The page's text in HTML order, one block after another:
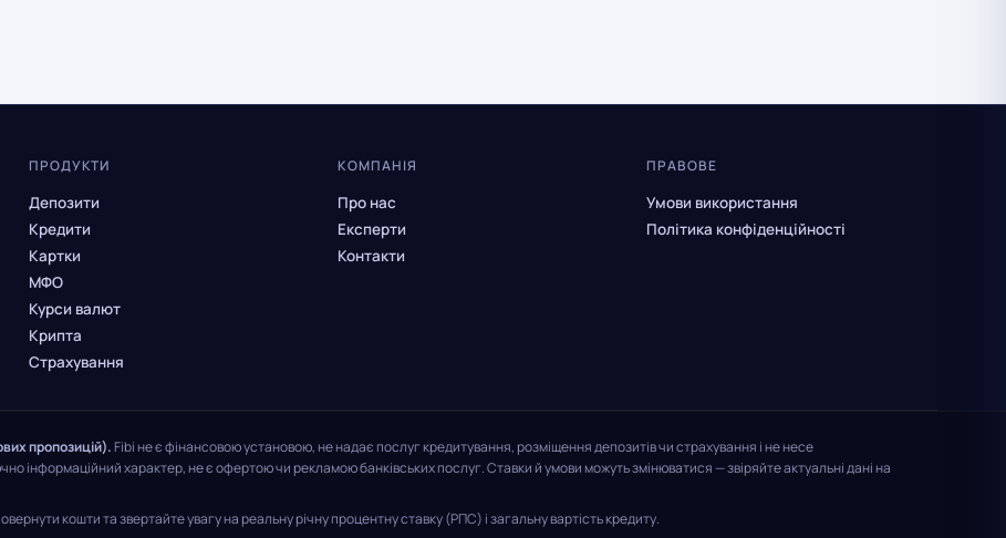
ПРОДУКТИ
Депозити
Кредити
Картки
МФО
Курси валют
Крипта
Страхування
КОМПАНІЯ
Про нас
Експерти
Контакти
ПРАВОВЕ
Умови використання
Політика конфіденційності
пропозицій).Fibi не є фінансовою установою, не надає послуг кредитування, розміщення депозитів чи страхування і не несе
інформаційний характер, не є офертою чи рекламою банківських послуг. Ставки й умови можуть змінюватися — звіряйте актуальні дані на
кошти та звертайте увагу на реальну річну процентну ставку (РПС) і загальну вартість кредиту.